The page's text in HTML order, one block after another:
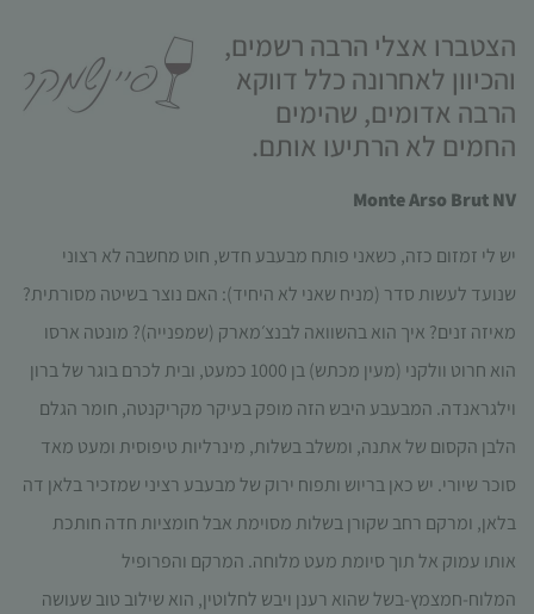
הצטברו אצלי הרבה רשמים,
והכיוון לאחרונה כלל דווקא
הרבה אדומים, שהימים
החמים לא הרתיעו אותם.
Monte Arso Brut NV
‏יש לי זמזום כזה, כשאני פותח מבעבע חדש, חוט מחשבה לא רצוני
שנועד לעשות סדר (מניח שאני לא היחיד): האם נוצר בשיטה מסורתית?
מאיזה זנים? איך הוא בהשוואה לבנצ׳מארק (שמפנייה)? מונטה ארסו
הוא חרוט וולקני (מעין מכתש) בן 1000 כמעט, ובית לכרם בוגר של ברון
וילגראנדה. המבעבע היבש הזה מופק בעיקר מקריקנטה, חומר הגלם
הלבן הקסום של אתנה, ומשלב בשלות, מינרליות טיפוסית ומעט מאד
סוכר שיורי. יש כאן בריוש ותפוח ירוק של מבעבע רציני שמזכיר בלאן דה
בלאן, ומרקם רחב שקורן בשלות מסוימת אבל חומציות חדה חותכת
אותו עמוק אל תוך סיומת מעט מלוחה. המרקם והפרופיל
המלוח-חמצמץ-בשל שהוא רענן ויבש לחלוטין, הוא שילוב טוב שעושה
כדי שנוכל
לשפר את
תפקוד האתר
משתמש
כדי שהאתר
בצורה
מיטבית
במהלך
ביקורך. אם
תסרב/י
Cookie
אלו, חלק
מהפונקציות
באתר